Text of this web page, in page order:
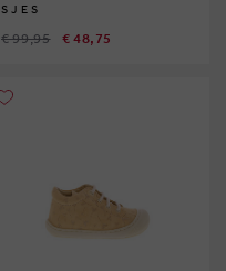
SJES
€ 99,95 € 48,75